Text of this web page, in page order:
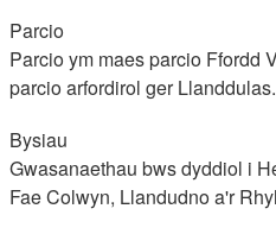
Parcio
Parcio ym maes parcio Ffordd
parcio arfordirol ger Llanddulas.
Bysiau
Gwasanaethau bws dyddiol i
Fae Colwyn, Llandudno a'r